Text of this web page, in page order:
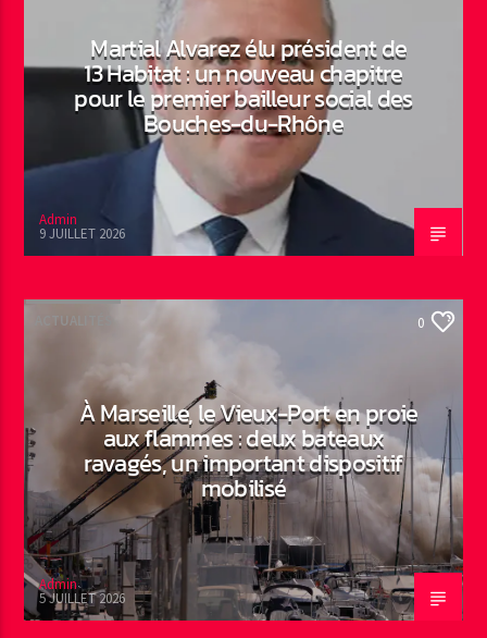
Martial Alvarez élu président de
13 Habitat : un nouveau chapitre
pour le premier bailleur social des
Bouches-du-Rhône
Admin
9 JUILLET 2026
ACTUALITÉS 0
À Marseille, le Vieux-Port en proie
aux flammes : deux bateaux
ravagés, un important dispositif
mobilisé
Admin
5 JUILLET 2026